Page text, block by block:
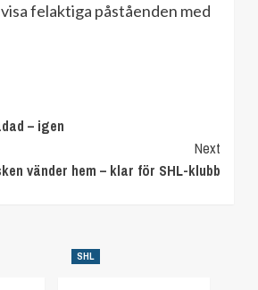
felaktiga påståenden med
– igen
Next
vänder hem – klar för SHL-klubb
SHL